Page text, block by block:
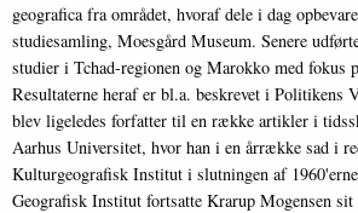
geografica fra området, hvoraf dele i dag
studiesamling, Moesgård Museum. Senere
studier i Tchad-regionen og Marokko med fokus
Resultaterne heraf er bl.a. beskrevet i Politikens
blev ligeledes forfatter til en række artikler i
Aarhus Universitet, hvor han i en årrække sad i
Kulturgeografisk Institut i slutningen af
Geografisk Institut fortsatte Krarup Mogensen